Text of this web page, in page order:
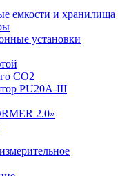
емкости и хранилища
установки
CO2
PU20A-III
2.0»